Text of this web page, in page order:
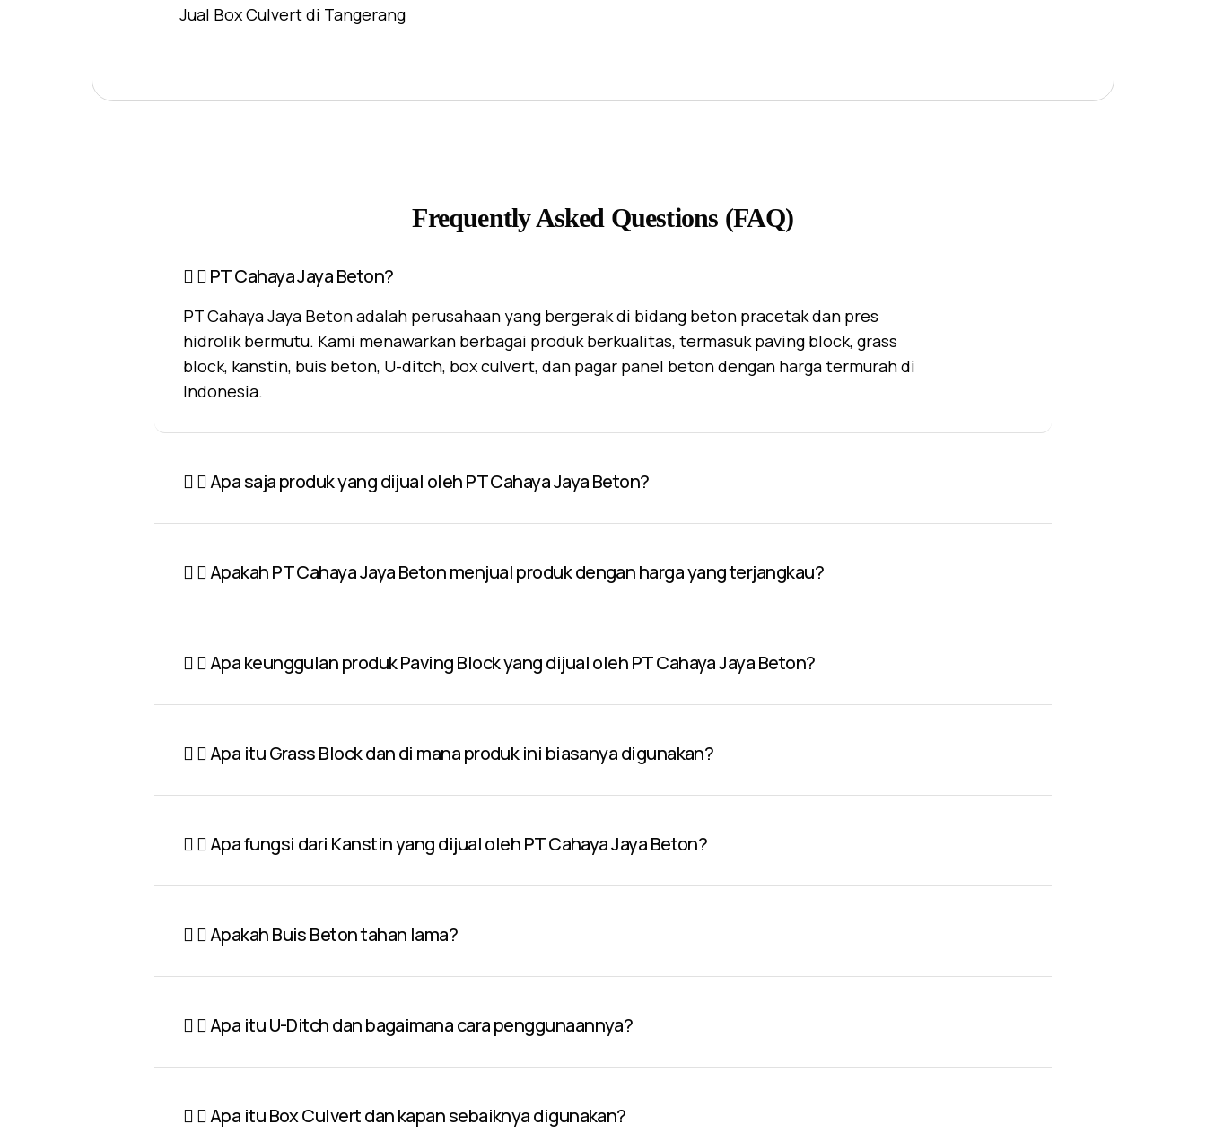
Jual Box Culvert di Tangerang
Frequently Asked Questions (FAQ)
PT Cahaya Jaya Beton?
PT Cahaya Jaya Beton adalah perusahaan yang bergerak di bidang beton pracetak dan pres
hidrolik bermutu. Kami menawarkan berbagai produk berkualitas, termasuk paving block, grass
block, kanstin, buis beton, U-ditch, box culvert, dan pagar panel beton dengan harga termurah di
Indonesia.
Apa saja produk yang dijual oleh PT Cahaya Jaya Beton?
Apakah PT Cahaya Jaya Beton menjual produk dengan harga yang terjangkau?
Apa keunggulan produk Paving Block yang dijual oleh PT Cahaya Jaya Beton?
Apa itu Grass Block dan di mana produk ini biasanya digunakan?
Apa fungsi dari Kanstin yang dijual oleh PT Cahaya Jaya Beton?
Apakah Buis Beton tahan lama?
Apa itu U-Ditch dan bagaimana cara penggunaannya?
Apa itu Box Culvert dan kapan sebaiknya digunakan?